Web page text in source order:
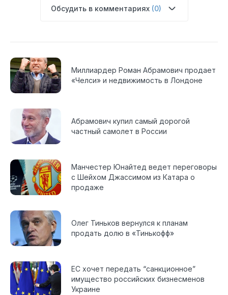
Обсудить в комментариях (0)
Миллиардер Роман Абрамович продает
«Челси» и недвижимость в Лондоне
Абрамович купил самый дорогой
частный самолет в России
Манчестер Юнайтед ведет переговоры
с Шейхом Джассимом из Катара о
продаже
Олег Тиньков вернулся к планам
продать долю в «Тинькофф»
ЕС хочет передать “санкционное”
имущество российских бизнесменов
Украине